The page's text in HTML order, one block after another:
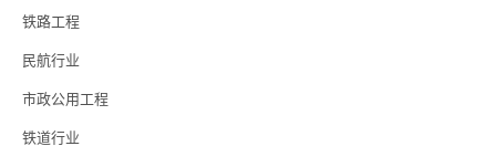
铁路工程
民航行业
市政公用工程
铁道行业